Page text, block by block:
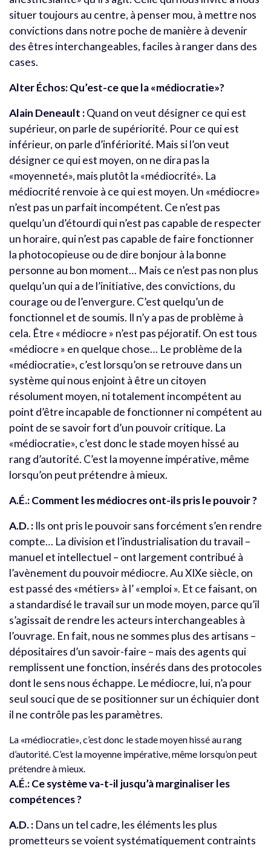
situer toujours au centre, à penser mou, à mettre nos
convictions dans notre poche de manière à devenir
des êtres interchangeables, faciles à ranger dans des
cases.
Alter Échos: Qu’est-ce que la «médiocratie»?
Alain Deneault :Quand on veut désigner ce qui est
supérieur, on parle de supériorité. Pour ce qui est
inférieur, on parle d’infériorité. Mais si l’on veut
désigner ce qui est moyen, on ne dira pas la
«moyenneté», mais plutôt la «médiocrité». La
médiocrité renvoie à ce qui est moyen. Un «médiocre»
n’est pas un parfait incompétent. Ce n’est pas
quelqu’un d’étourdi qui n’est pas capable de respecter
un horaire, qui n’est pas capable de faire fonctionner
la photocopieuse ou de dire bonjour à la bonne
personne au bon moment… Mais ce n’est pas non plus
quelqu’un qui a de l’initiative, des convictions, du
courage ou de l’envergure. C’est quelqu’un de
fonctionnel et de soumis. Il n’y a pas de problème à
cela. Être « médiocre » n’est pas péjoratif. On est tous
«médiocre » en quelque chose… Le problème de la
«médiocratie», c’est lorsqu’on se retrouve dans un
système qui nous enjoint à être un citoyen
résolument moyen, ni totalement incompétent au
point d’être incapable de fonctionner ni compétent au
point de se savoir fort d’un pouvoir critique. La
«médiocratie», c’est donc le stade moyen hissé au
rang d’autorité. C’est la moyenne impérative, même
lorsqu’on peut prétendre à mieux.
A.É.: Comment les médiocres ont-ils pris le pouvoir ?
A.D. : Ils ont pris le pouvoir sans forcément s’en rendre
compte… La division et l’industrialisation du travail –
manuel et intellectuel – ont largement contribué à
l’avènement du pouvoir médiocre. Au XIXe siècle, on
est passé des «métiers» à l’ «emploi ». Et ce faisant, on
a standardisé le travail sur un mode moyen, parce qu’il
s’agissait de rendre les acteurs interchangeables à
l’ouvrage. En fait, nous ne sommes plus des artisans –
dépositaires d’un savoir-faire – mais des agents qui
remplissent une fonction, insérés dans des protocoles
dont le sens nous échappe. Le médiocre, lui, n’a pour
seul souci que de se positionner sur un échiquier dont
il ne contrôle pas les paramètres.
La «médiocratie», c’est donc le stade moyen hissé au rang
d’autorité. C’est la moyenne impérative, même lorsqu’on peut
prétendre à mieux.
A.É.: Ce système va-t-il jusqu’à marginaliser les
compétences ?
A.D. : Dans un tel cadre, les éléments les plus
prometteurs se voient systématiquement contraints